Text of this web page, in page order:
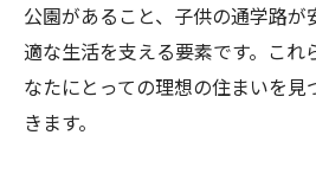
公園があること、子供の通学路
適な生活を支える要素です。これ
なたにとっての理想の住まいを見
きます。